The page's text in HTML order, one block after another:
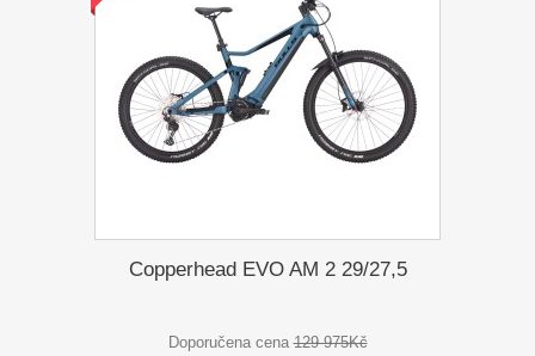
Copperhead EVO AM 2 29/27,5
Doporučena cena129 975Kč